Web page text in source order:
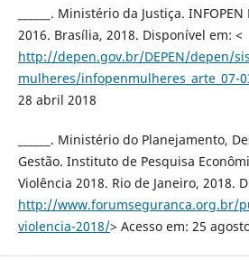
______. Ministério da Justiça.
2016. Brasília, 2018. Disponível em: <
http://depen.gov.br/DEPEN/depen/
mulheres/infopenmulheres_arte_07-
28 abril 2018
______. Ministério do Planejamento,
Gestão. Instituto de Pesquisa
Violência 2018. Rio de Janeiro, 2018.
http://www.forumseguranca.org.br/
violencia-2018/> Acesso em: 25